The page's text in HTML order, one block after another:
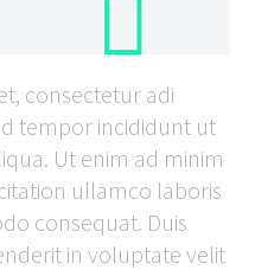
consectetur adi
tempor incididunt ut
Ut enim ad minim
ullamco laboris
consequat. Duis
in voluptate velit